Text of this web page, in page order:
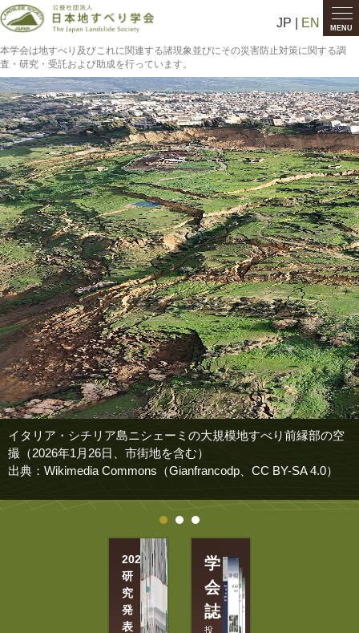
MENU
JP | EN
本学会は地すべり及びこれに関連する諸現象並びにその災害防止対策に関する調
査・研究・受託および助成を行っています。
イタリア・シチリア島ニシェーミの大規模地すべり前縁部の空
撮（2026年1月26日、市街地を含む）
出典：Wikimedia Commons（Gianfrancodp、CC BY-SA 4.0）
2026
研
究
発
表
学
会
誌
投